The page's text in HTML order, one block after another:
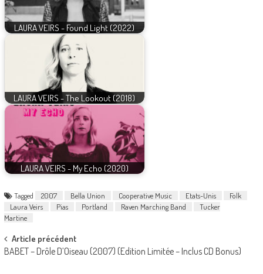
LAURA VEIRS - Found Light (2022)
LAURA VEIRS - The Lookout (2018)
LAURA VEIRS - My Echo (2020)
Tagged 2007 Bella Union Cooperative Music Etats-Unis
Folk
Laura Veirs
Pias Portland Raven Marching Band
Tucker
Martine
Post
navigation
Article précédent
BABET – Drôle D’Oiseau (2007) (Edition Limitée – Inclus CD Bonus)